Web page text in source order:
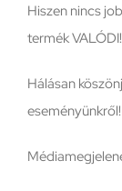
Hiszen nincs
termék
Hálásan
eseményünkről!